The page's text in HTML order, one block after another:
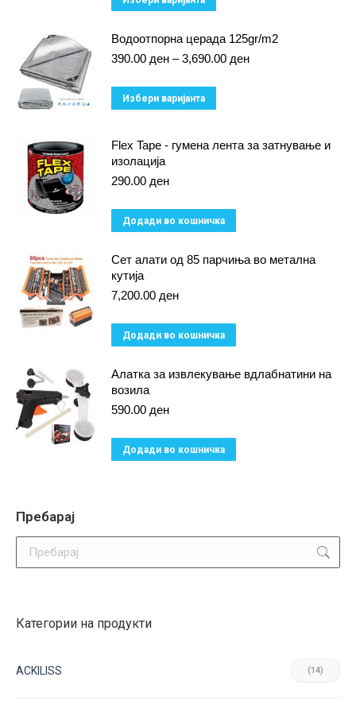
has
multiple
variants.
The
may
on
product
Водоотпорна церада 125gr/m2
390.00 ден – 3,690.00 денPrice
Избери варијанта
has
The
options
the
Flex Tape - гумена лента за затнување и
изолација
290.00 ден
Додади во кошничка
Сет алати од 85 парчиња во метална
кутија
7,200.00 ден
Додади во кошничка
Алатка за извлекување вдлабнатини на
возила
590.00 ден
Додади во кошничка
Пребарај
Категории на продукти
ACKILISS (14)